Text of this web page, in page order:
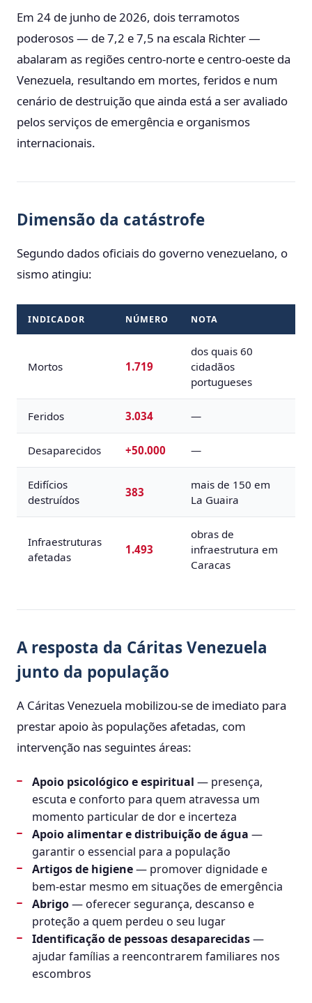
Em 24 de junho de 2026, dois terramotos
poderosos — de 7,2 e 7,5 na escala Richter —
abalaram as regiões centro-norte e centro-oeste da
Venezuela, resultando em mortes, feridos e num
cenário de destruição que ainda está a ser avaliado
pelos serviços de emergência e organismos
internacionais.
Dimensão da catástrofe
Segundo dados oficiais do governo venezuelano, o
sismo atingiu:
INDICADOR NÚMERO NOTA
Mortos 1.719
dos quais 60
cidadãos
portugueses
Feridos 3.034 —
Desaparecidos +50.000 —
Edifícios
destruídos
383
mais de 150 em
La Guaira
Infraestruturas
afetadas
1.493
obras de
infraestrutura em
Caracas
A resposta da Cáritas Venezuela
junto da população
A Cáritas Venezuela mobilizou-se de imediato para
prestar apoio às populações afetadas, com
intervenção nas seguintes áreas:
Apoio psicológico e espiritual — presença,
escuta e conforto para quem atravessa um
momento particular de dor e incerteza
Apoio alimentar e distribuição de água —
garantir o essencial para a população
Artigos de higiene— promover dignidade e
bem-estar mesmo em situações de emergência
Abrigo— oferecer segurança, descanso e
proteção a quem perdeu o seu lugar
Identificação de pessoas desaparecidas—
ajudar famílias a reencontrarem familiares nos
escombros